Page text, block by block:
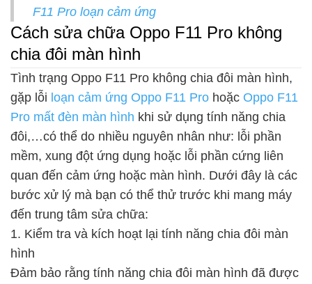
F11 Pro loạn cảm ứng
Cách sửa chữa Oppo F11 Pro không
chia đôi màn hình
Tình trạng Oppo F11 Pro không chia đôi màn hình,
gặp lỗi loạn cảm ứng Oppo F11 Pro hoặc Oppo F11
Pro mất đèn màn hình khi sử dụng tính năng chia
đôi,…có thể do nhiều nguyên nhân như: lỗi phần
mềm, xung đột ứng dụng hoặc lỗi phần cứng liên
quan đến cảm ứng hoặc màn hình. Dưới đây là các
bước xử lý mà bạn có thể thử trước khi mang máy
đến trung tâm sửa chữa:
1. Kiểm tra và kích hoạt lại tính năng chia đôi màn
hình
Đảm bảo rằng tính năng chia đôi màn hình đã được